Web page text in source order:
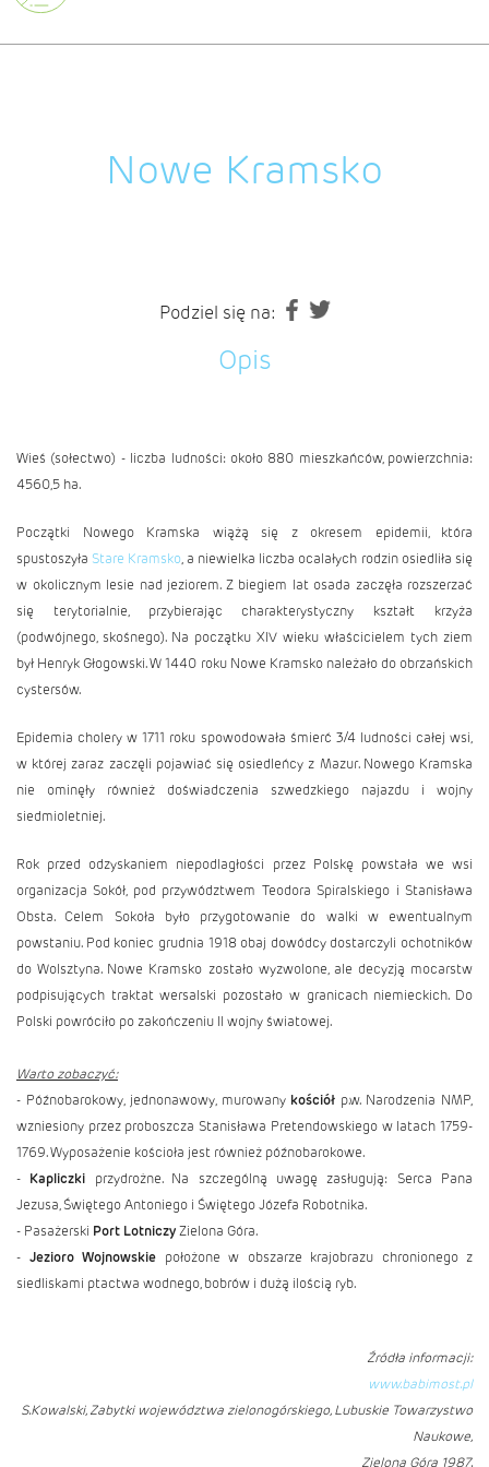
Nowe Kramsko
Podziel się na:
Opis
Wieś (sołectwo) - liczba ludności: około 880 mieszkańców, powierzchnia:
4560,5 ha.
Początki Nowego Kramska wiążą się z okresem epidemii, która
spustoszyła Stare Kramsko, a niewielka liczba ocalałych rodzin osiedliła się
w okolicznym lesie nad jeziorem. Z biegiem lat osada zaczęła rozszerzać
się terytorialnie, przybierając charakterystyczny kształt krzyża
(podwójnego, skośnego). Na początku XIV wieku właścicielem tych ziem
był Henryk Głogowski. W 1440 roku Nowe Kramsko należało do obrzańskich
cystersów.
Epidemia cholery w 1711 roku spowodowała śmierć 3/4 ludności całej wsi,
w której zaraz zaczęli pojawiać się osiedleńcy z Mazur. Nowego Kramska
nie ominęły również doświadczenia szwedzkiego najazdu i wojny
siedmioletniej.
Rok przed odzyskaniem niepodlagłości przez Polskę powstała we wsi
organizacja Sokół, pod przywództwem Teodora Spiralskiego i Stanisława
Obsta. Celem Sokoła było przygotowanie do walki w ewentualnym
powstaniu. Pod koniec grudnia 1918 obaj dowódcy dostarczyli ochotników
do Wolsztyna. Nowe Kramsko zostało wyzwolone, ale decyzją mocarstw
podpisujących traktat wersalski pozostało w granicach niemieckich. Do
Polski powróciło po zakończeniu II wojny światowej.
Warto zobaczyć:
- Późnobarokowy, jednonawowy, murowany kościół p.w. Narodzenia NMP,
wzniesiony przez proboszcza Stanisława Pretendowskiego w latach 1759-
1769. Wyposażenie kościoła jest również późnobarokowe.
- Kapliczki przydrożne. Na szczególną uwagę zasługują: Serca Pana
Jezusa, Świętego Antoniego i Świętego Józefa Robotnika.
- Pasażerski Port Lotniczy Zielona Góra.
- Jezioro Wojnowskie położone w obszarze krajobrazu chronionego z
siedliskami ptactwa wodnego, bobrów i dużą ilością ryb.
Źródła informacji:
www.babimost.pl
S.Kowalski, Zabytki województwa zielonogórskiego, Lubuskie Towarzystwo
Naukowe,
Zielona Góra 1987.